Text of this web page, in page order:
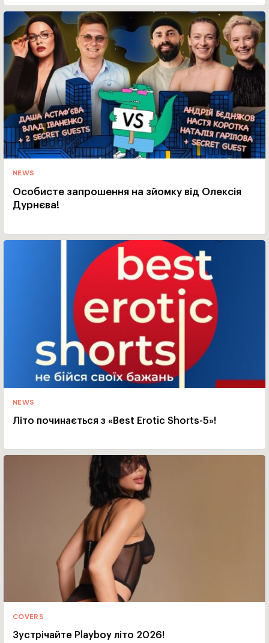
NEWS
Особисте запрошення на зйомку від Олексія
Дурнєва!
NEWS
Літо починається з «Best Erotic Shorts-5»!
COVERS
Зустрічайте Playboy літо 2026!